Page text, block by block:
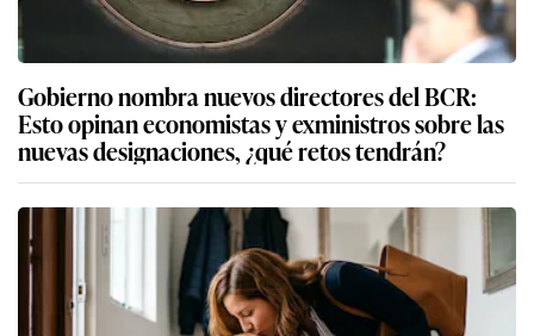
Gobierno nombra nuevos directores del BCR:
Esto opinan economistas y exministros sobre las
nuevas designaciones, ¿qué retos tendrán?